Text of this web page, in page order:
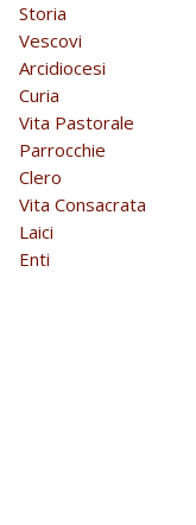
Storia
Vescovi
Arcidiocesi
Curia
Vita Pastorale
Parrocchie
Clero
Vita Consacrata
Laici
Enti